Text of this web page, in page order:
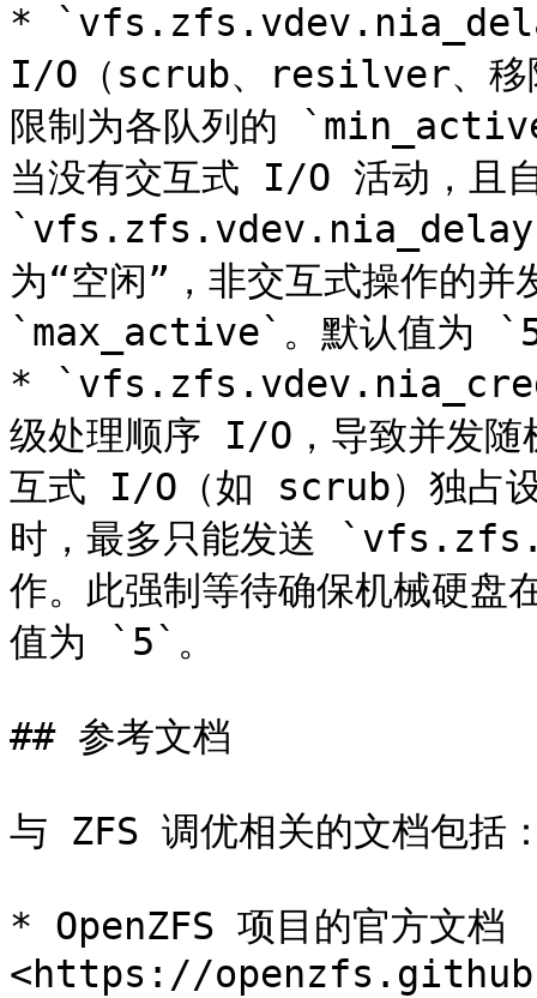
*
I/O（scrub、resilver、移
限制为各队列的
当没有交互式 I/O 活动，且
`vfs.zfs.vdev.nia_delay`
为“空闲”，非交互式操作的并
`max_active`。默认值为
*
级处理顺序 I/O，导致并发
互式 I/O（如 scrub）独占
时，最多只能发送
作。此强制等待确保机械硬
值为 `5`。
## 参考文档
与 ZFS 调优相关的文档包括
* OpenZFS 项目的官方文档
<https://